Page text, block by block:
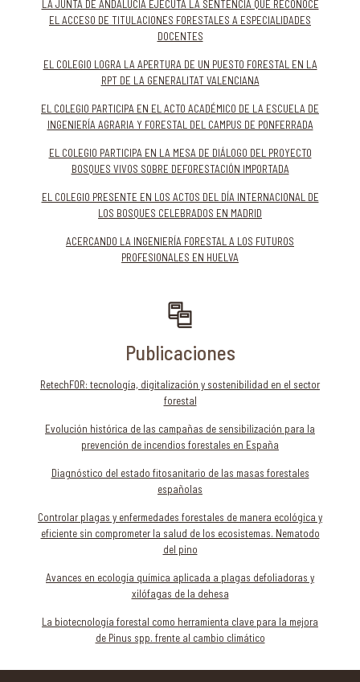
LA JUNTA DE ANDALUCÍA EJECUTA LA SENTENCIA QUE RECONOCE
EL ACCESO DE TITULACIONES FORESTALES A ESPECIALIDADES
DOCENTES
EL COLEGIO LOGRA LA APERTURA DE UN PUESTO FORESTAL EN LA
RPT DE LA GENERALITAT VALENCIANA
EL COLEGIO PARTICIPA EN EL ACTO ACADÉMICO DE LA ESCUELA DE
INGENIERÍA AGRARIA Y FORESTAL DEL CAMPUS DE PONFERRADA
EL COLEGIO PARTICIPA EN LA MESA DE DIÁLOGO DEL PROYECTO
BOSQUES VIVOS SOBRE DEFORESTACIÓN IMPORTADA
EL COLEGIO PRESENTE EN LOS ACTOS DEL DÍA INTERNACIONAL DE
LOS BOSQUES CELEBRADOS EN MADRID
ACERCANDO LA INGENIERÍA FORESTAL A LOS FUTUROS
PROFESIONALES EN HUELVA
Publicaciones
RetechFOR: tecnología, digitalización y sostenibilidad en el sector
forestal
Evolución histórica de las campañas de sensibilización para la
prevención de incendios forestales en España
Diagnóstico del estado fitosanitario de las masas forestales
españolas
Controlar plagas y enfermedades forestales de manera ecológica y
eficiente sin comprometer la salud de los ecosistemas. Nematodo
del pino
Avances en ecología química aplicada a plagas defoliadoras y
xilófagas de la dehesa
La biotecnología forestal como herramienta clave para la mejora
de Pinus spp. frente al cambio climático